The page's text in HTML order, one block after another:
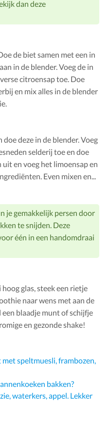
dan deze
de biet samen met een in
in de blender. Voeg de in
citroensap toe. Doe
en mix alles in de blender
deze in de blender. Voeg
selderij toe en doe
en voeg het limoensap en
Even mixen en...
je gemakkelijk persen door
te snijden. Deze
één in een handomdraai
glas, steek een rietje
naar wens met aan de
blaadje munt of schijfje
en gezonde shake!
speltmuesli, frambozen,
bakken?
waterkers, appel. Lekker